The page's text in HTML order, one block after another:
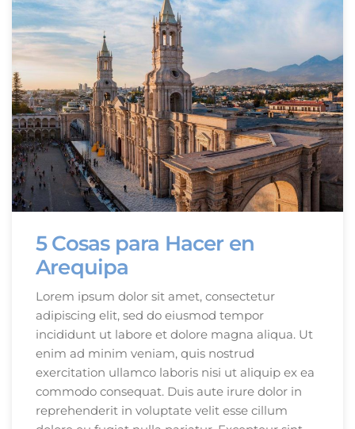
5 Cosas para Hacer en
Arequipa
Lorem ipsum dolor sit amet, consectetur
adipiscing elit, sed do eiusmod tempor
incididunt ut labore et dolore magna aliqua. Ut
enim ad minim veniam, quis nostrud
exercitation ullamco laboris nisi ut aliquip ex ea
commodo consequat. Duis aute irure dolor in
reprehenderit in voluptate velit esse cillum